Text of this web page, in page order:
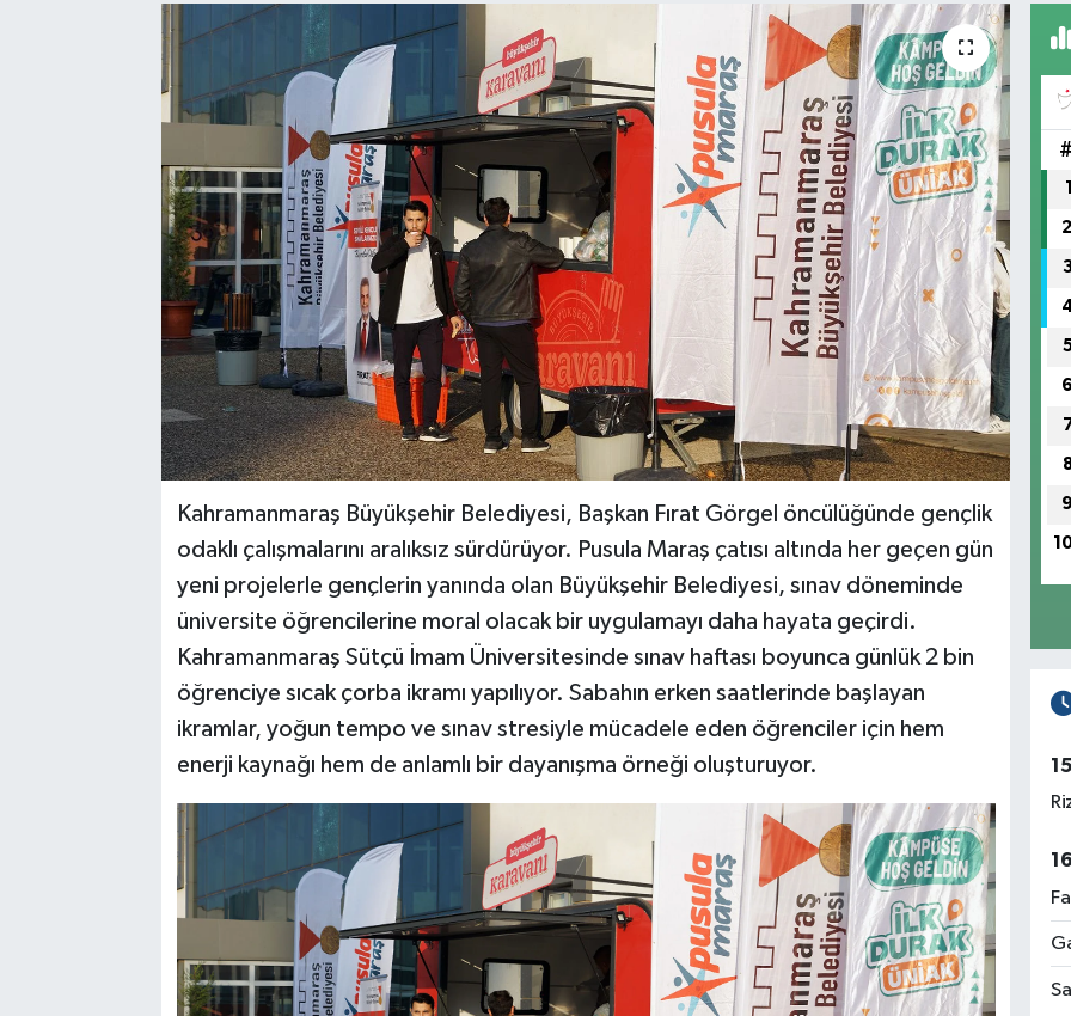
Kahramanmaraş Büyükşehir Belediyesi, Başkan Fırat Görgel öncülüğünde gençlik
odaklı çalışmalarını aralıksız sürdürüyor. Pusula Maraş çatısı altında her geçen gün
yeni projelerle gençlerin yanında olan Büyükşehir Belediyesi, sınav döneminde
üniversite öğrencilerine moral olacak bir uygulamayı daha hayata geçirdi.
Kahramanmaraş Sütçü İmam Üniversitesinde sınav haftası boyunca günlük 2 bin
öğrenciye sıcak çorba ikramı yapılıyor. Sabahın erken saatlerinde başlayan
ikramlar, yoğun tempo ve sınav stresiyle mücadele eden öğrenciler için hem
enerji kaynağı hem de anlamlı bir dayanışma örneği oluşturuyor.
#
1
2
6
9
Tarih - Kültür - Sanat - Turizm